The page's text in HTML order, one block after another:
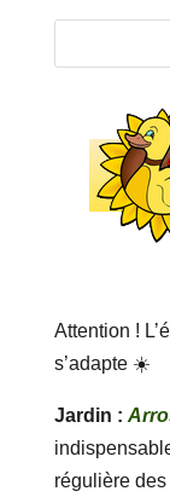
Attention !
s’adapte ☀️
Jardin :
régulière des